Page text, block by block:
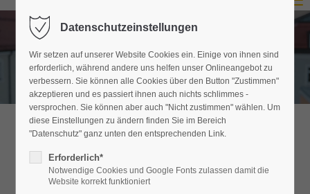
Login
Benutzername
Passwort
Wohnen für Lehrgangsteilnehmer
Datenschutzeinstellungen
Wir setzen auf unserer Website Cookies ein. Einige von ihnen sind
erforderlich, während andere uns helfen unser Onlineangebot zu
verbessern. Sie können alle Cookies über den Button "Zustimmen"
akzeptieren und es passiert ihnen auch nichts schlimmes -
versprochen. Sie können aber auch "Nicht zustimmen" wählen. Um
diese Einstellungen zu ändern finden Sie im Bereich
"Datenschutz" ganz unten den entsprechenden Link.
Erforderlich*
Notwendige Cookies und Google Fonts zulassen damit die
Website korrekt funktioniert